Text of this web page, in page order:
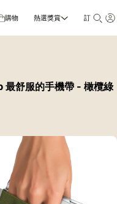
購物 熱選獎賞 訂閱雜誌
舒服的手機帶 - 橄欖綠